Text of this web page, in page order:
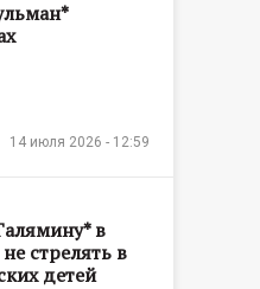
14 июля 2026 - 12:59
в
стрелять в
детей